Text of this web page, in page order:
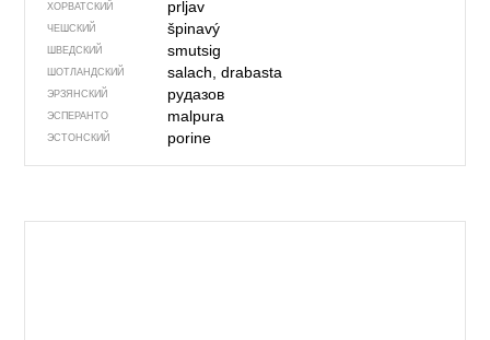
ХОРВАТСКИЙ prljav
ЧЕШСКИЙ špinavý
ШВЕДСКИЙ smutsig
ШОТЛАНДСКИЙ salach, drabasta
ЭРЗЯНСКИЙ рудазов
ЭСПЕРАНТО malpura
ЭСТОНСКИЙ porine